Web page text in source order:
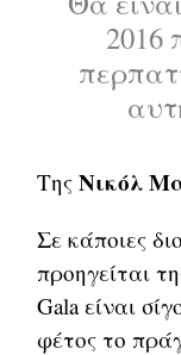
2016
ΤηςΝικόλ
Σε κάποιες
προηγείται
Gala είναι
φέτος το